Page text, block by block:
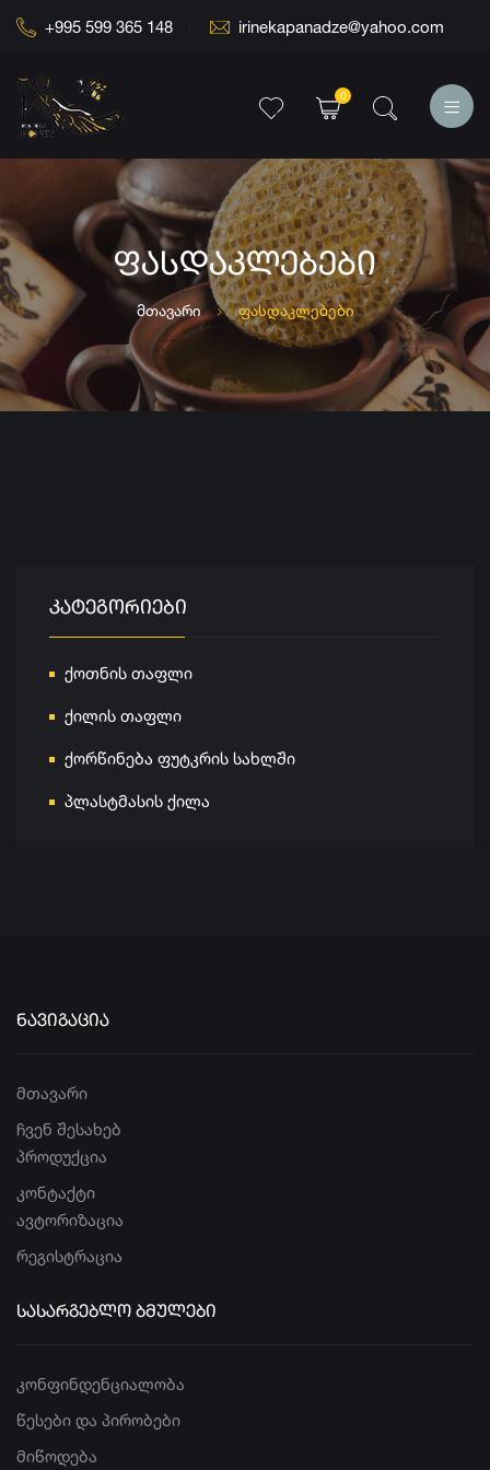
+995 599 365 148 irinekapanadze@yahoo.com
0
ᲤᲐᲡᲓᲐᲙᲚᲔᲑᲔᲑᲘ
მთავარი ფასდაკლებები
ᲙᲐᲢᲔᲒᲝᲠᲘᲔᲑᲘ
ქოთნის თაფლი
ქილის თაფლი
ქორწინება ფუტკრის სახლში
პლასტმასის ქილა
ᲜᲐᲕᲘᲒᲐᲪᲘᲐ
მთავარი
ჩვენ შესახებ
პროდუქცია
კონტაქტი
ავტორიზაცია
რეგისტრაცია
ᲡᲐᲡᲐᲠᲒᲔᲑᲚᲝ ᲑᲛᲣᲚᲔᲑᲘ
კონფინდენციალობა
წესები და პირობები
მიწოდება